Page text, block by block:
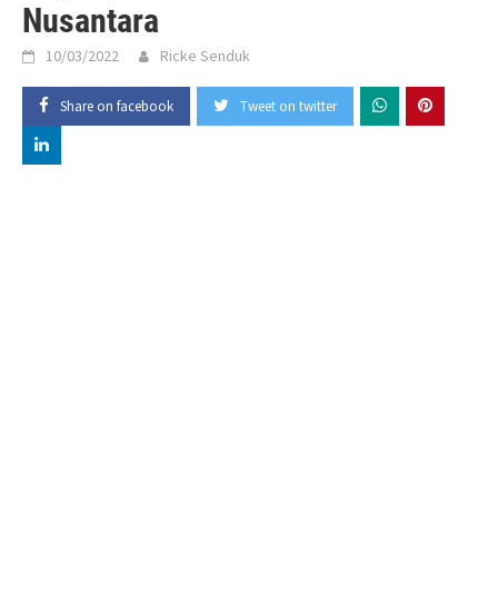
Nusantara
10/03/2022 Ricke Senduk
Share on facebook Tweet on twitter